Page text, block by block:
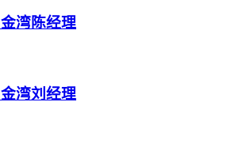
金湾陈经理
金湾刘经理